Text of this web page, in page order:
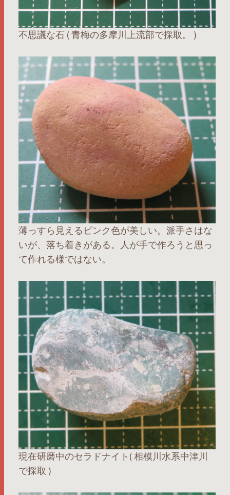
不思議な石 ( 青梅の多摩川上流部で採取。 )
薄っすら見えるピンク色が美しい。派手さはな
いが、落ち着きがある。人が手で作ろうと思っ
て作れる様ではない。
現在研磨中のセラドナイト( 相模川水系中津川
で採取 )